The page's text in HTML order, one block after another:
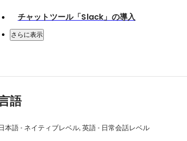
チャットツール「Slack」の導入
さらに表示
語
本語- ネイティブレベル 英語- 日常会話レベル